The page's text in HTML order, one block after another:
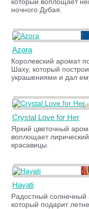
ночного Дубая.
Azora
Королевский аромат
Шаху, который
украшениями и дал
Crystal Love for Her
Яркий цветочный
воплощает
красавицы.
Hayati
Радостный
который подарит